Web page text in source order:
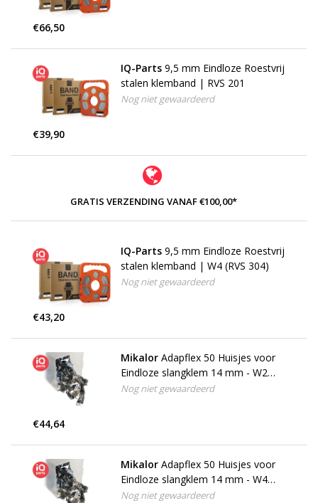
€66,50
IQ-Parts 9,5 mm Eindloze Roestvrij
stalen klemband | RVS 201
Nog niet gewaardeerd
€39,90
GRATIS VERZENDING VANAF €100,00*
IQ-Parts 9,5 mm Eindloze Roestvrij
stalen klemband | W4 (RVS 304)
Nog niet gewaardeerd
€43,20
Mikalor Adapflex 50 Huisjes voor
Eindloze slangklem 14 mm - W2
(RVS 430)
Nog niet gewaardeerd
€44,64
Mikalor Adapflex 50 Huisjes voor
Eindloze slangklem 14 mm - W4
(RVS 304)
Nog niet gewaardeerd